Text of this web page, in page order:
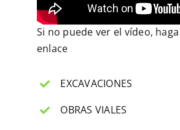
Si no puede ver el vídeo,
enlace
EXCAVACIONES
OBRAS VIALES